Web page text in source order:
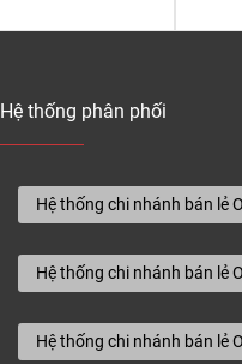
Hệ thống phân phối
Hệ thống chi nhánh bán lẻ
Hệ thống chi nhánh bán lẻ
Hệ thống chi nhánh bán lẻ